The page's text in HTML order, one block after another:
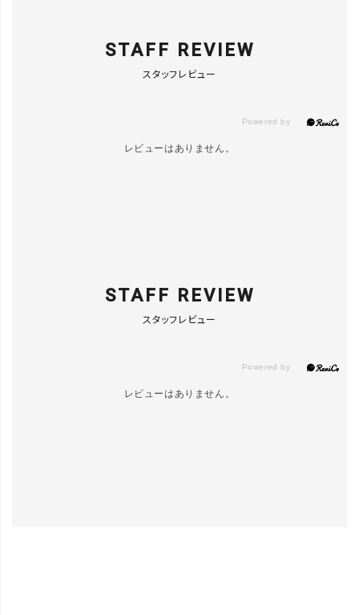
STAFF REVIEW
スタッフレビュー
レビューはありません。
STAFF REVIEW
スタッフレビュー
レビューはありません。